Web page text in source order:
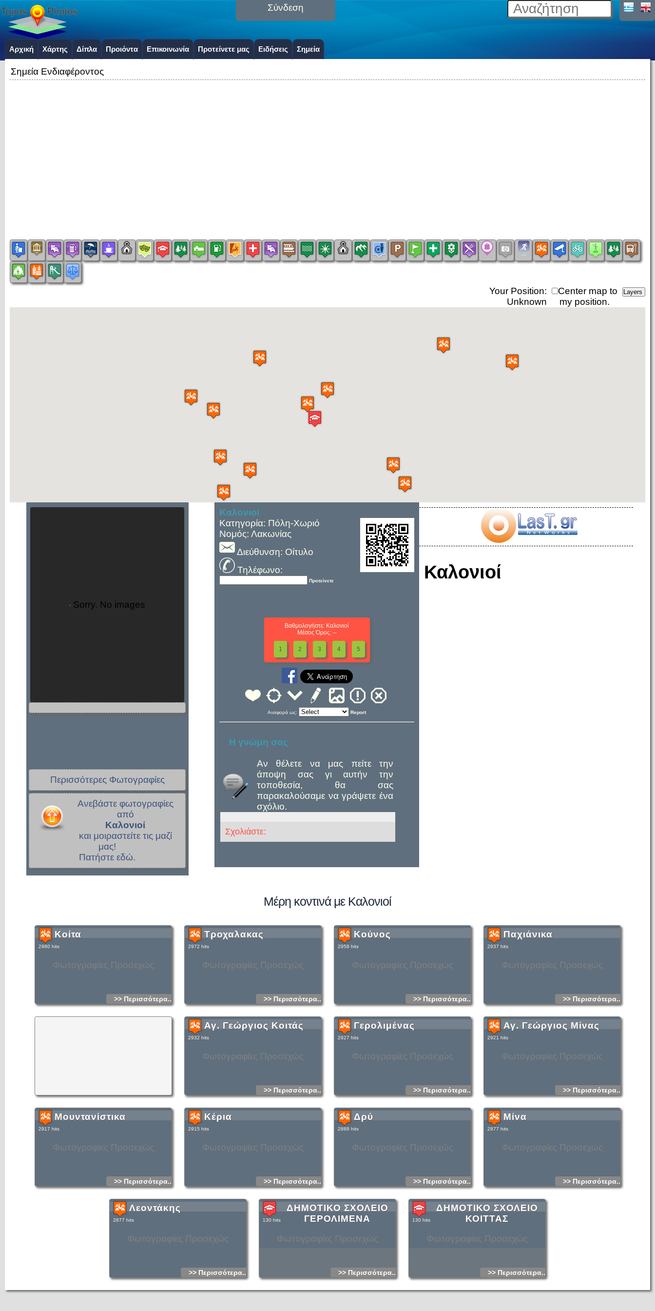
Σύνδεση
Αρχική Χάρτης Δίπλα Προιόντα Επικοινωνία Προτείνετε μας Ειδήσεις Σημεία
Σημεία Ενδιαφέροντος
Center map to
my position.
Your Position:
Unknown
Sorry. No images
Περισσότερες Φωτογραφίες
Ανεβάστε φωτογραφίες
από
Καλονιοί
και μοιραστείτε τις μαζί
μας!
Πατήστε εδώ.
Καλονιοί
Κατηγορία: Πόλη-Χωριό
Νομός: Λακωνίας
Διεύθυνση: Οίτυλο
Τηλέφωνο:
Προτείνετε
Βαθμολογήστε: Καλονιοί
Μέσος Όρος: --
1 2 3 4 5
Αναφορά ως: Report
Η γνώμη σας
Αν θέλετε να μας πείτε την
άποψη σας γι αυτήν την
τοποθεσία, θα σας
παρακαλούσαμε να γράψετε ένα
σχόλιο.
Σχολιάστε:
Καλονιοί
Μέρη κοντινά με Καλονιοί
Φωτογραφίες Προσεχώς
Κοίτα
2980 hits
>> Περισσότερα...
Φωτογραφίες Προσεχώς
Τροχαλακας
2972 hits
>> Περισσότερα...
Φωτογραφίες Προσεχώς
Κούνος
2958 hits
>> Περισσότερα...
Φωτογραφίες Προσεχώς
Παχιάνικα
2937 hits
>> Περισσότερα...
Φωτογραφίες Προσεχώς
Αγ. Γεώργιος Κοιτάς
2932 hits
>> Περισσότερα...
Φωτογραφίες Προσεχώς
Γερολιμένας
2927 hits
>> Περισσότερα...
Φωτογραφίες Προσεχώς
Αγ. Γεώργιος Μίνας
2921 hits
>> Περισσότερα...
Φωτογραφίες Προσεχώς
Μουντανίστικα
2917 hits
>> Περισσότερα...
Φωτογραφίες Προσεχώς
Κέρια
2915 hits
>> Περισσότερα...
Φωτογραφίες Προσεχώς
Δρύ
2888 hits
>> Περισσότερα...
Φωτογραφίες Προσεχώς
Μίνα
2877 hits
>> Περισσότερα...
Φωτογραφίες Προσεχώς
Λεοντάκης
2877 hits
>> Περισσότερα...
Φωτογραφίες Προσεχώς
ΔΗΜΟΤΙΚΟ ΣΧΟΛΕΙΟ
ΓΕΡΟΛΙΜΕΝΑ
130 hits
>> Περισσότερα...
Φωτογραφίες Προσεχώς
ΔΗΜΟΤΙΚΟ ΣΧΟΛΕΙΟ
ΚΟΙΤΤΑΣ
130 hits
>> Περισσότερα...